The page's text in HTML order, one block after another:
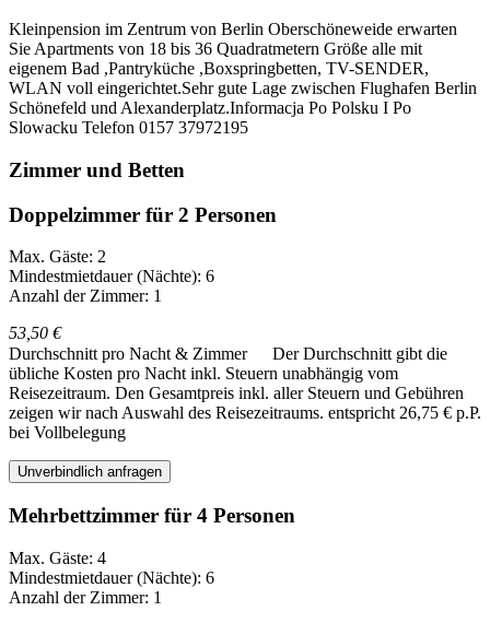
Kleinpension im Zentrum von Berlin Oberschöneweide erwarten
Sie Apartments von 18 bis 36 Quadratmetern Größe alle mit
eigenem Bad ,Pantryküche ,Boxspringbetten, TV-SENDER,
WLAN voll eingerichtet.Sehr gute Lage zwischen Flughafen Berlin
Schönefeld und Alexanderplatz.Informacja Po Polsku I Po
Slowacku Telefon 0157 37972195
Zimmer und Betten
Doppelzimmer für 2 Personen
Max. Gäste: 2
Mindestmietdauer (Nächte): 6
Anzahl der Zimmer: 1
53,50 €
Durchschnitt pro Nacht & Zimmer
Der Durchschnitt gibt die
übliche Kosten pro Nacht inkl. Steuern unabhängig vom
Reisezeitraum. Den Gesamtpreis inkl. aller Steuern und Gebühren
zeigen wir nach Auswahl des Reisezeitraums. entspricht 26,75 € p.P.
bei Vollbelegung
Unverbindlich anfragen
Mehrbettzimmer für 4 Personen
Max. Gäste: 4
Mindestmietdauer (Nächte): 6
Anzahl der Zimmer: 1